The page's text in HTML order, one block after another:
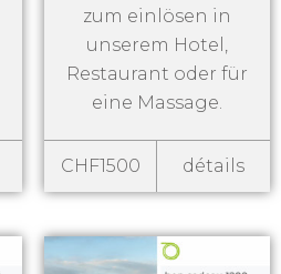
zum einlösen in
unserem Hotel,
Restaurant oder für
eine Massage.
CHF1500 détails